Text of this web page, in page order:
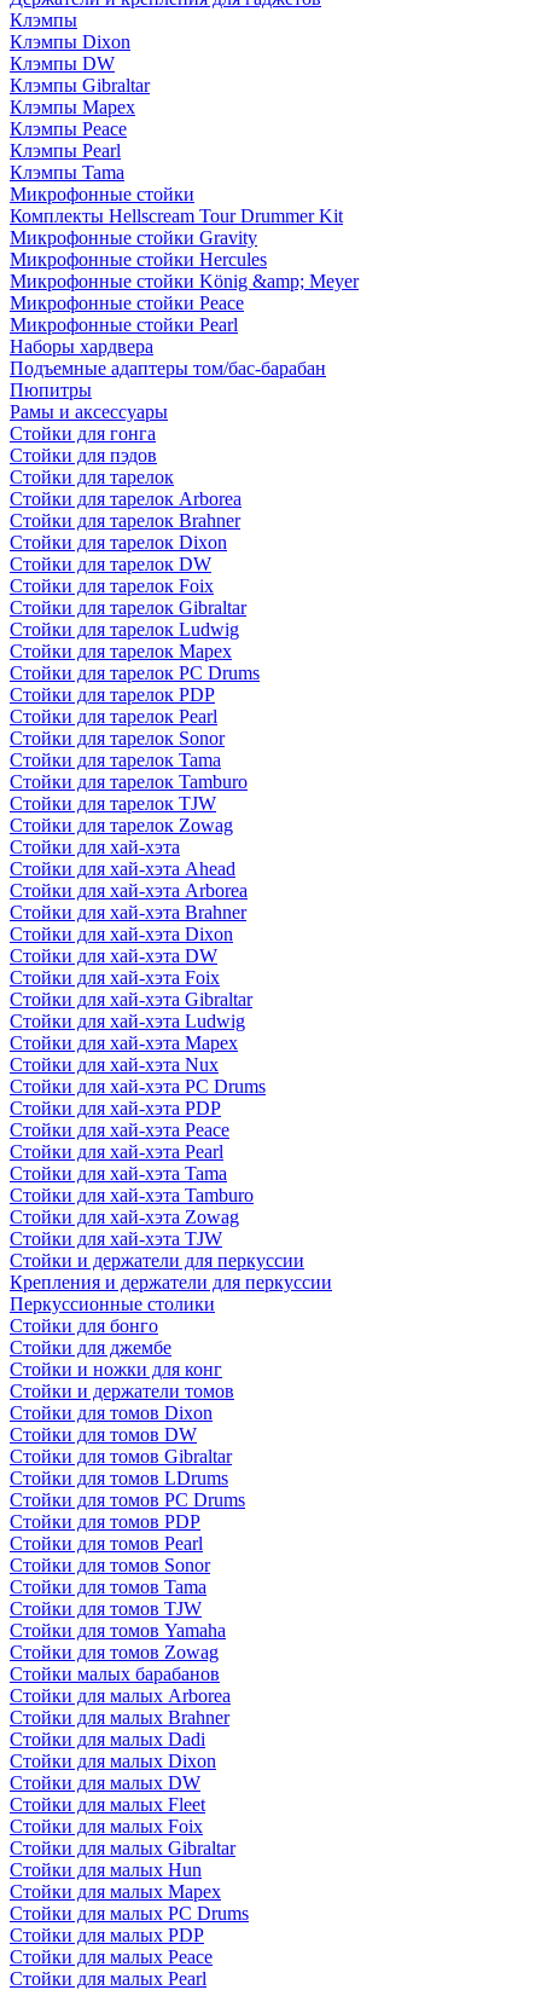
Клэмпы
Клэмпы Dixon
Клэмпы DW
Клэмпы Gibraltar
Клэмпы Mapex
Клэмпы Peace
Клэмпы Pearl
Клэмпы Tama
Микрофонные стойки
Комплекты Hellscream Tour Drummer Kit
Микрофонные стойки Gravity
Микрофонные стойки Hercules
Микрофонные стойки König &amp; Meyer
Микрофонные стойки Peace
Микрофонные стойки Pearl
Наборы хардвера
Подъемные адаптеры том/бас-барабан
Пюпитры
Рамы и аксессуары
Стойки для гонга
Стойки для пэдов
Стойки для тарелок
Стойки для тарелок Arborea
Стойки для тарелок Brahner
Стойки для тарелок Dixon
Стойки для тарелок DW
Стойки для тарелок Foix
Стойки для тарелок Gibraltar
Стойки для тарелок Ludwig
Стойки для тарелок Mapex
Стойки для тарелок PC Drums
Стойки для тарелок PDP
Стойки для тарелок Pearl
Стойки для тарелок Sonor
Стойки для тарелок Tama
Стойки для тарелок Tamburo
Стойки для тарелок TJW
Стойки для тарелок Zowag
Стойки для хай-хэта
Стойки для хай-хэта Ahead
Стойки для хай-хэта Arborea
Стойки для хай-хэта Brahner
Стойки для хай-хэта Dixon
Стойки для хай-хэта DW
Стойки для хай-хэта Foix
Стойки для хай-хэта Gibraltar
Стойки для хай-хэта Ludwig
Стойки для хай-хэта Mapex
Стойки для хай-хэта Nux
Стойки для хай-хэта PC Drums
Стойки для хай-хэта PDP
Стойки для хай-хэта Peace
Стойки для хай-хэта Pearl
Стойки для хай-хэта Tama
Стойки для хай-хэта Tamburo
Стойки для хай-хэта Zowag
Стойки для хай-хэта TJW
Стойки и держатели для перкуссии
Крепления и держатели для перкуссии
Перкуссионные столики
Стойки для бонго
Стойки для джембе
Стойки и ножки для конг
Стойки и держатели томов
Стойки для томов Dixon
Стойки для томов DW
Стойки для томов Gibraltar
Стойки для томов LDrums
Стойки для томов PC Drums
Стойки для томов PDP
Стойки для томов Pearl
Стойки для томов Sonor
Стойки для томов Tama
Стойки для томов TJW
Стойки для томов Yamaha
Стойки для томов Zowag
Стойки малых барабанов
Стойки для малых Arborea
Стойки для малых Brahner
Стойки для малых Dadi
Стойки для малых Dixon
Стойки для малых DW
Стойки для малых Fleet
Стойки для малых Foix
Стойки для малых Gibraltar
Стойки для малых Hun
Стойки для малых Mapex
Стойки для малых PC Drums
Стойки для малых PDP
Стойки для малых Peace
Стойки для малых Pearl